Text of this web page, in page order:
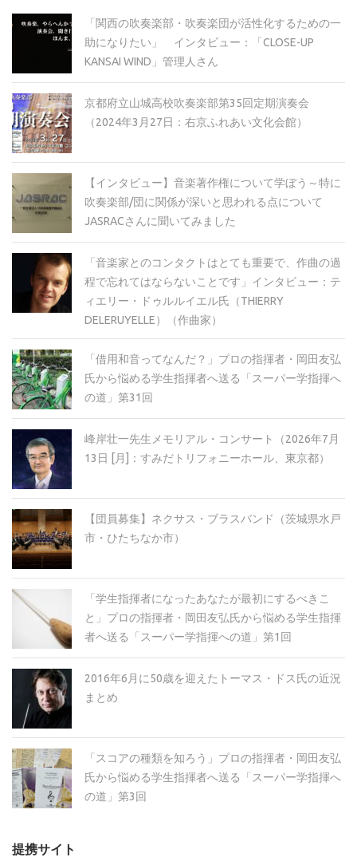
「関西の吹奏楽部・吹奏楽団が活性化するための一
助になりたい」 インタビュー：「CLOSE-UP
KANSAI WIND」管理人さん
京都府立山城高校吹奏楽部第35回定期演奏会
（2024年3月27日：右京ふれあい文化会館）
【インタビュー】音楽著作権について学ぼう～特に
吹奏楽部/団に関係が深いと思われる点について
JASRACさんに聞いてみました
「音楽家とのコンタクトはとても重要で、作曲の過
程で忘れてはならないことです」インタビュー：テ
ィエリー・ドゥルルイエル氏（THIERRY
DELERUYELLE）（作曲家）
「借用和音ってなんだ？」プロの指揮者・岡田友弘
氏から悩める学生指揮者へ送る「スーパー学指揮へ
の道」第31回
峰岸壮一先生メモリアル・コンサート（2026年7月
13日 [月]：すみだトリフォニーホール、東京都）
【団員募集】ネクサス・ブラスバンド（茨城県水戸
市・ひたちなか市）
「学生指揮者になったあなたが最初にするべきこ
と」プロの指揮者・岡田友弘氏から悩める学生指揮
者へ送る「スーパー学指揮への道」第1回
2016年6月に50歳を迎えたトーマス・ドス氏の近況
まとめ
「スコアの種類を知ろう」プロの指揮者・岡田友弘
氏から悩める学生指揮者へ送る「スーパー学指揮へ
の道」第3回
提携サイト